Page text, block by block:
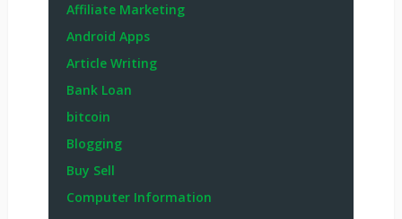
Affiliate Marketing
Android Apps
Article Writing
Bank Loan
bitcoin
Blogging
Buy Sell
Computer Information